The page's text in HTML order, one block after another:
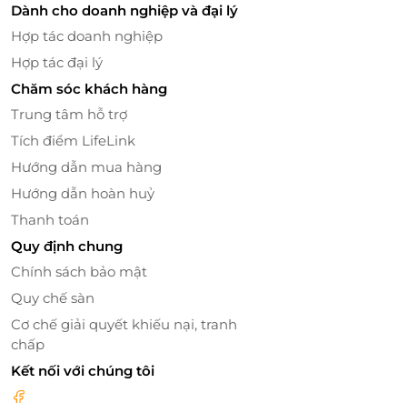
Thẻ quà tặngLifeLink
Tôm đến gần bạn hơn!
Dành cho doanh nghiệp và đại lý
Hợp tác doanh nghiệp
Hợp tác đại lý
Chăm sóc khách hàng
Trung tâm hỗ trợ
Tích điểm LifeLink
Hướng dẫn mua hàng
Hướng dẫn hoàn huỷ
Thanh toán
Quy định chung
Chính sách bảo mật
Quy chế sàn
Cơ chế giải quyết khiếu nại, tranh
chấp
Kết nối với chúng tôi